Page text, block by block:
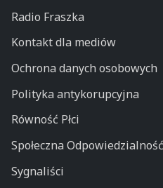
Radio Fraszka
Kontakt dla mediów
Ochrona danych osobowych
Polityka antykorupcyjna
Równość Płci
Społeczna
Sygnaliści